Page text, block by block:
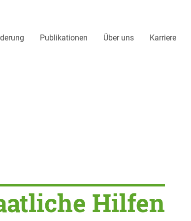
Publikationen Über uns Karriere
Hilfen